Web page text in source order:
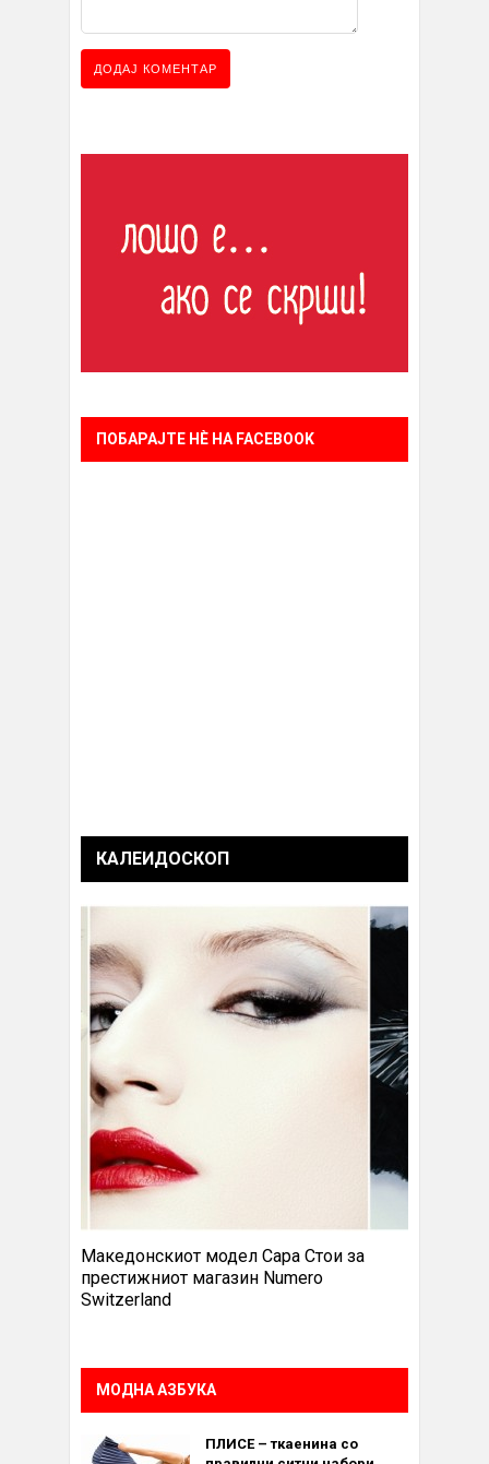
ПОБАРАЈТЕ НÈ НА FACEBOOK
КАЛЕИДОСКОП
Македонскиот модел Сара Стои за
престижниот магазин Numero
Switzerland
МОДНА АЗБУКА
ПЛИСЕ – ткаенина со